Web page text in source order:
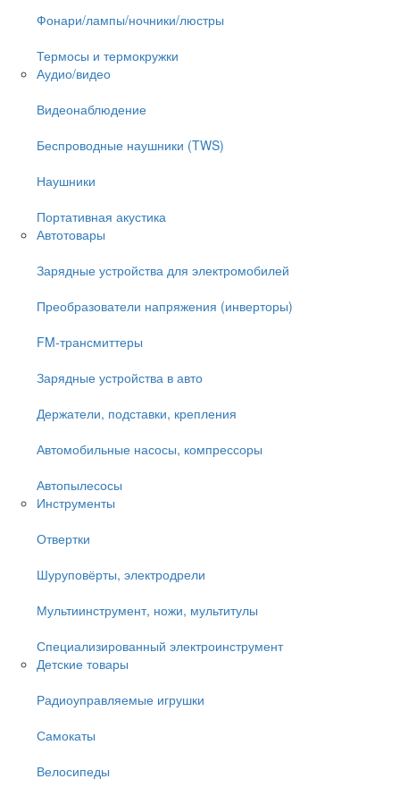
Фонари/лампы/ночники/люстры
Термосы и термокружки
Аудио/видео
Видеонаблюдение
Беспроводные наушники (TWS)
Наушники
Портативная акустика
Автотовары
Зарядные устройства для электромобилей
Преобразователи напряжения (инверторы)
FM-трансмиттеры
Зарядные устройства в авто
Держатели, подставки, крепления
Автомобильные насосы, компрессоры
Автопылесосы
Инструменты
Отвертки
Шуруповёрты, электродрели
Мультиинструмент, ножи, мультитулы
Специализированный электроинструмент
Детские товары
Радиоуправляемые игрушки
Самокаты
Велосипеды